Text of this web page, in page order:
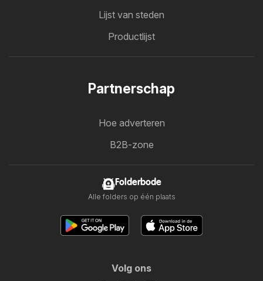
Lijst van steden
Productlijst
Partnerschap
Hoe adverteren
B2B-zone
Folderbode
Alle folders op één plaats
Volg ons